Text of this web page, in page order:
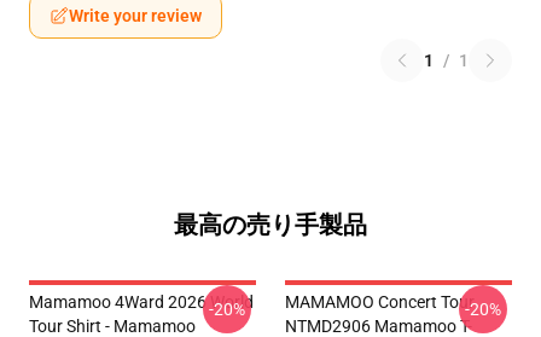
Write your review
1 / 1
最高の売り手製品
Mamamoo 4Ward 2026 World
Tour Shirt - Mamamoo
-20%
MAMAMOO Concert Tour
NTMD2906 Mamamoo T-
-20%